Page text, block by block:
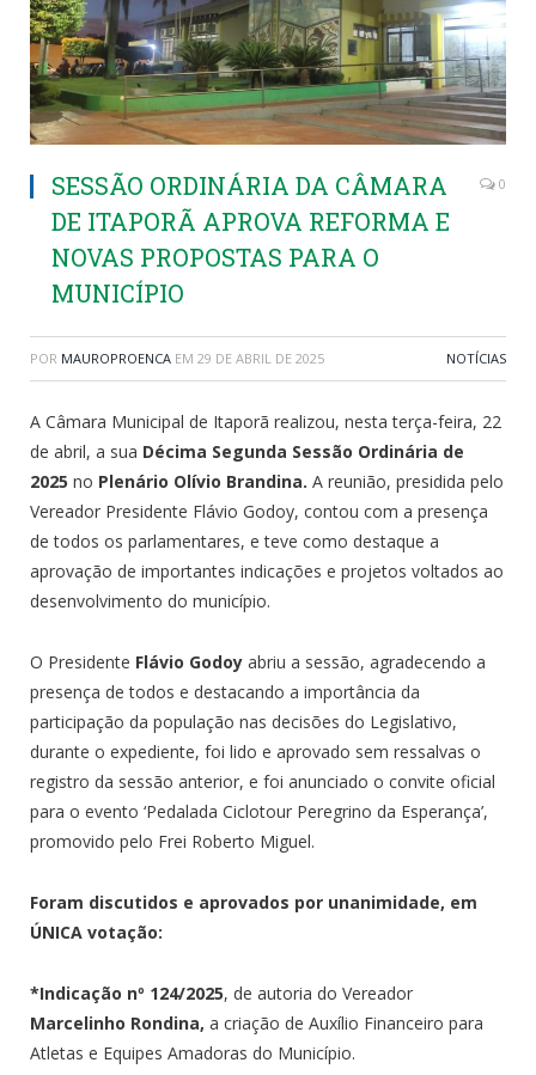
SESSÃO ORDINÁRIA DA CÂMARA
DE ITAPORÃ APROVA REFORMA E
NOVAS PROPOSTAS PARA O
MUNICÍPIO
0
POR MAUROPROENCA EM 29 DE ABRIL DE 2025 NOTÍCIAS
A Câmara Municipal de Itaporã realizou, nesta terça-feira, 22
de abril, a sua Décima Segunda Sessão Ordinária de
2025 no Plenário Olívio Brandina. A reunião, presidida pelo
Vereador Presidente Flávio Godoy, contou com a presença
de todos os parlamentares, e teve como destaque a
aprovação de importantes indicações e projetos voltados ao
desenvolvimento do município.
O Presidente Flávio Godoy abriu a sessão, agradecendo a
presença de todos e destacando a importância da
participação da população nas decisões do Legislativo,
durante o expediente, foi lido e aprovado sem ressalvas o
registro da sessão anterior, e foi anunciado o convite oficial
para o evento ‘Pedalada Ciclotour Peregrino da Esperança’,
promovido pelo Frei Roberto Miguel.
Foram discutidos e aprovados por unanimidade, em
ÚNICA votação:
*Indicação nº 124/2025, de autoria do Vereador
Marcelinho Rondina, a criação de Auxílio Financeiro para
Atletas e Equipes Amadoras do Município.